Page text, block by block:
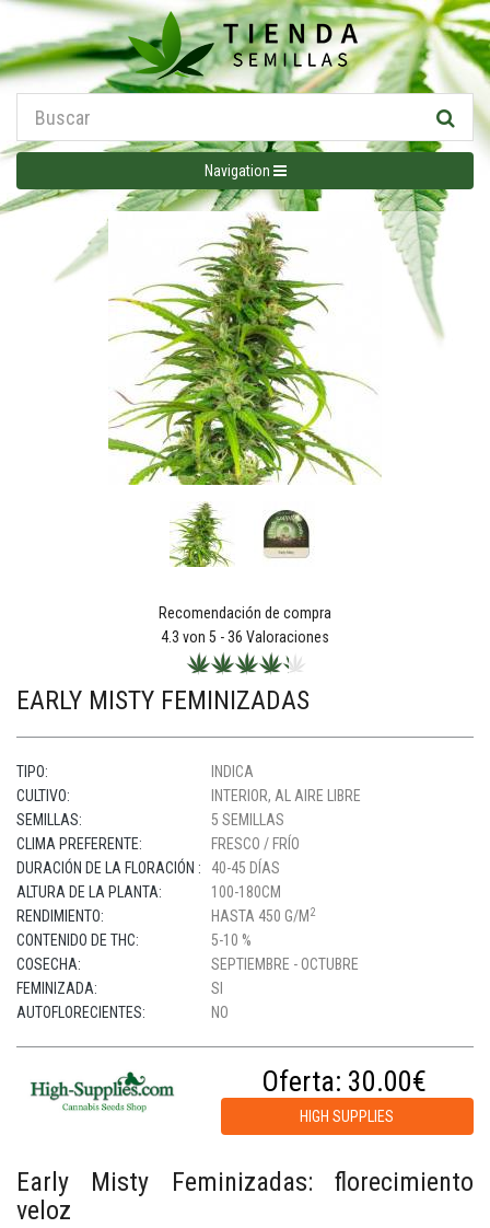
Navigation
Recomendación de compra
4.3 von 5 -36 Valoraciones
EARLY MISTY FEMINIZADAS
TIPO:
INDICA
CULTIVO:
INTERIOR, AL AIRE LIBRE
SEMILLAS:
5 SEMILLAS
CLIMA PREFERENTE:
FRESCO / FRÍO
DURACIÓN DE LA FLORACIÓN :
40-45 DÍAS
ALTURA DE LA PLANTA:
100-180CM
RENDIMIENTO:
HASTA 450 G/M 2
CONTENIDO DE THC:
5-10 %
COSECHA:
SEPTIEMBRE - OCTUBRE
FEMINIZADA:
SI
AUTOFLORECIENTES:
NO
Oferta: 30.00€
HIGH SUPPLIES
Early Misty Feminizadas: florecimiento
veloz